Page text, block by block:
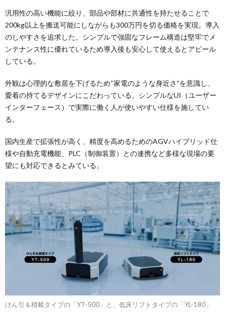
汎用性の高い機能に絞り、部品や部材に共通性を持たせることで
200kg以上を搬送可能にしながらも300万円を切る価格を実現。導入
のしやすさを追求した。シンプルで強固なフレーム構造は堅牢でメ
ンテナンス性に優れているため導入後も安心して使えるとアピール
している。
外観は心理的な敷居を下げるため“家電のような身近さ”を意識し、
愛着の持てるデザインにこだわっている。シンプルなUI（ユーザー
インターフェース）で実際に働く人が使いやすい仕様を施してい
る。
国内生産で拡張性が高く、精度を高めるためのAGVハイブリッド仕
様や自動充電機能、PLC（制御装置）との連携など多様な現場の要
望にも対応できるとみている。
けん引＆積載タイプの「YT-500」と、低床リフトタイプの「YL-180」